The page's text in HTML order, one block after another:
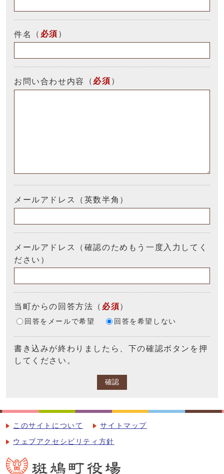
件名 （ 必須 ）
お問い合わせ内容 （ 必須 ）
メールアドレス（英数半角）
メールアドレス（確認のためもう一度入力してく
ださい）
当町からの回答方法 （ 必須）
回答をメールで希望 回答を希望しない
書き込みが終わりましたら、下の確認ボタンを押
してください。
確認
このサイトについて サイトマップ
ウェブアクセシビリティ方針